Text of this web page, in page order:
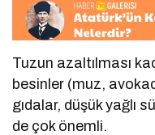
Tuzun azaltılması
besinler (muz,
gıdalar, düşük yağlı
de çok önemli.